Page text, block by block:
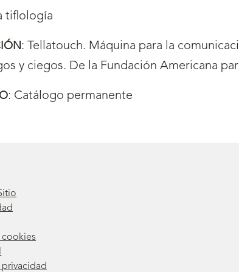
tiflología
: Tellatouch. Máquina para la
y ciegos. De la Fundación Americana
: Catálogo permanente
cookies